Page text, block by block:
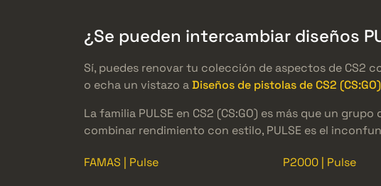
¿Se pueden intercambiar diseños
Sí, puedes renovar tu colección de aspectos de CS2
o echa un vistazo aDiseños de pistolas de CS2 (CS:GO)
La familia PULSE en CS2 (CS:GO) es más que un
combinar rendimiento con estilo, PULSE es el
FAMAS | Pulse P2000 | Pulse